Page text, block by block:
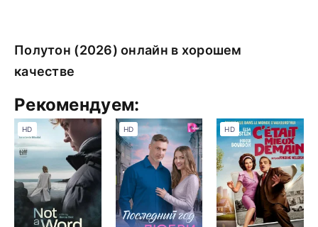
Полутон (2026) онлайн в хорошем
качестве
Рекомендуем:
HD HD HD